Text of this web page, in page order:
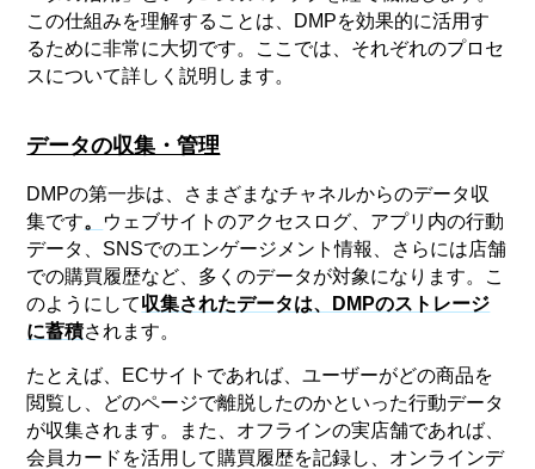
この仕組みを理解することは、DMPを効果的に活用す
るために非常に大切です。ここでは、それぞれのプロセ
スについて詳しく説明します。
データの収集・管理
DMPの第一歩は、さまざまなチャネルからのデータ収
集です。 ウェブサイトのアクセスログ、アプリ内の行動
データ、SNSでのエンゲージメント情報、さらには店舗
での購買履歴など、多くのデータが対象になります。こ
のようにして収集されたデータは、DMPのストレージ
に蓄積されます。
たとえば、ECサイトであれば、ユーザーがどの商品を
閲覧し、どのページで離脱したのかといった行動データ
が収集されます。また、オフラインの実店舗であれば、
会員カードを活用して購買履歴を記録し、オンラインデ